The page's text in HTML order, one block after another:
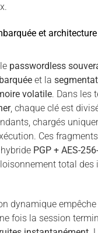
et
passwordless
et la
volatile. Dans les
, chaque clé est
chargés
Ces
PGP + AES-
total des
dynamique
fois la session